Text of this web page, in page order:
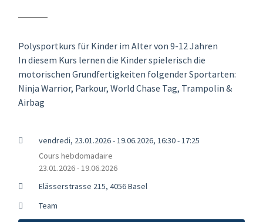
Polysportkurs für Kinder im Alter von 9-12 Jahren
In diesem Kurs lernen die Kinder spielerisch die
motorischen Grundfertigkeiten folgender Sportarten:
Ninja Warrior, Parkour, World Chase Tag, Trampolin &
Airbag
vendredi, 23.01.2026 - 19.06.2026, 16:30 - 17:25
Cours hebdomadaire
23.01.2026 - 19.06.2026
Elässerstrasse 215, 4056 Basel
Team